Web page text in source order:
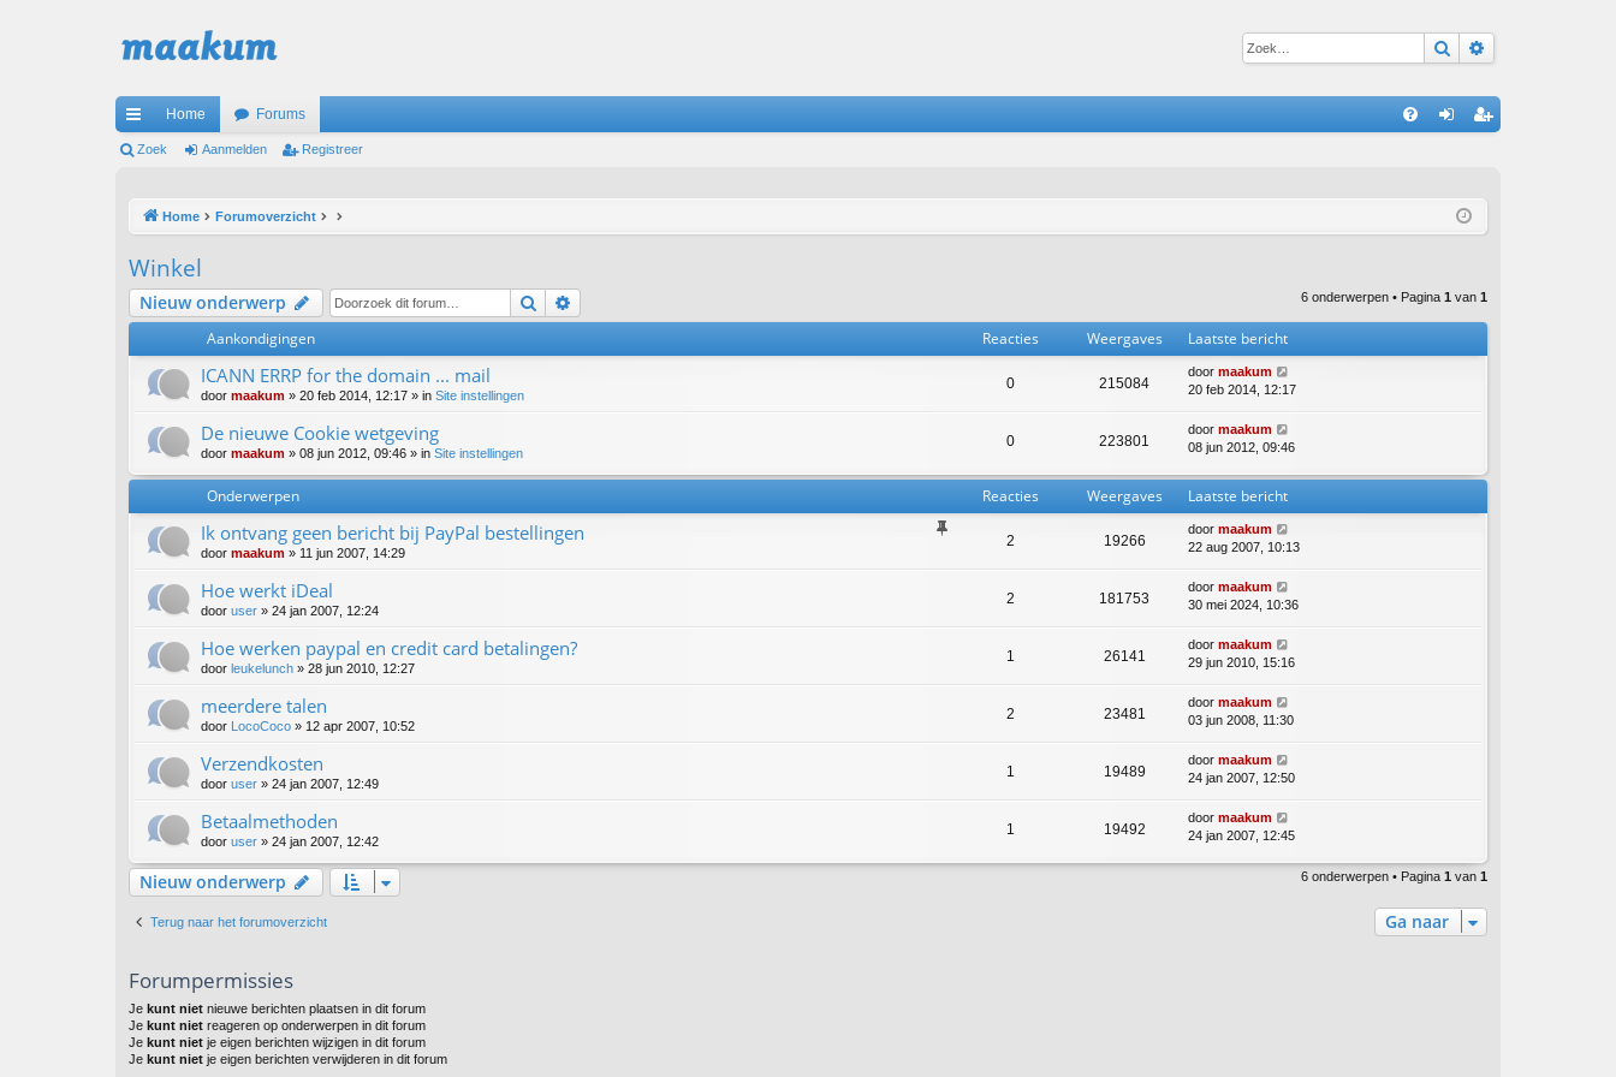
Zoek
ne
ks
Home Forums
n
Zoek Aanmelden Registreer
Home Forumoverzicht
Winkel
Nieuw onderwerp Zoek 6 onderwerpen • Pagina 1 van 1
Aankondigingen Reacties Weergaves Laatste bericht
ICANN ERRP for the domain ... mail
door maakum » 20 feb 2014, 12:17 » in Site instellingen
0 215084
door maakum
20 feb 2014, 12:17
De nieuwe Cookie wetgeving
door maakum » 08 jun 2012, 09:46 » in Site instellingen
0 223801
door maakum
08 jun 2012, 09:46
Onderwerpen Reacties Weergaves Laatste bericht
Ik ontvang geen bericht bij PayPal bestellingen
door maakum » 11 jun 2007, 14:29
2 19266
door maakum
22 aug 2007, 10:13
Hoe werkt iDeal
door user » 24 jan 2007, 12:24
2 181753
door maakum
30 mei 2024, 10:36
Hoe werken paypal en credit card betalingen?
door leukelunch » 28 jun 2010, 12:27
1 26141
door maakum
29 jun 2010, 15:16
meerdere talen
door LocoCoco » 12 apr 2007, 10:52
2 23481
door maakum
03 jun 2008, 11:30
Verzendkosten
door user » 24 jan 2007, 12:49
1 19489
door maakum
24 jan 2007, 12:50
Betaalmethoden
door user » 24 jan 2007, 12:42
1 19492
door maakum
24 jan 2007, 12:45
Nieuw onderwerp 6 onderwerpen • Pagina 1 van 1
Terug naar het forumoverzicht Ga naar
Forumpermissies
Je kunt niet nieuwe berichten plaatsen in dit forum
Je kunt niet reageren op onderwerpen in dit forum
Je kunt niet je eigen berichten wijzigen in dit forum
Je kunt niet je eigen berichten verwijderen in dit forum